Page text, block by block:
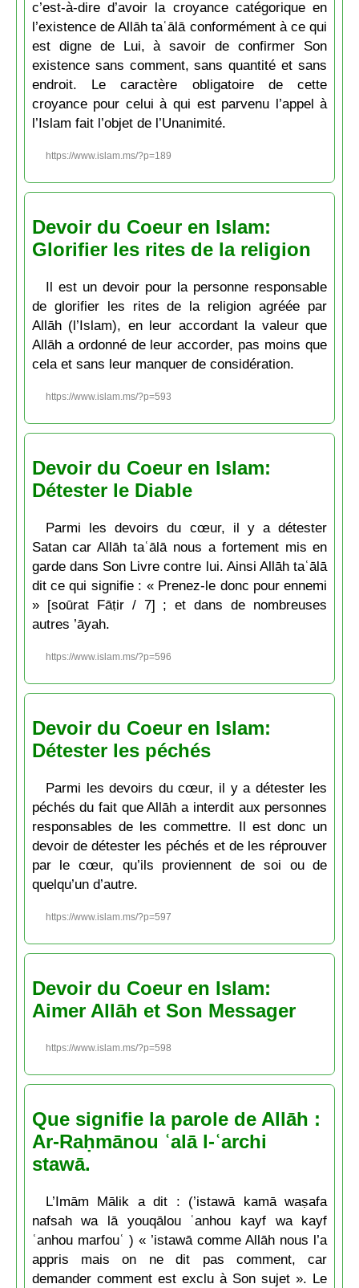
c’est-à-dire d’avoir la croyance catégorique en
l’existence de Allāh taʿālā conformément à ce qui
est digne de Lui, à savoir de confirmer Son
existence sans comment, sans quantité et sans
endroit. Le caractère obligatoire de cette
croyance pour celui à qui est parvenu l’appel à
l’Islam fait l’objet de l’Unanimité.
https://www.islam.ms/?p=189
Devoir du Coeur en Islam:
Glorifier les rites de la religion
Il est un devoir pour la personne responsable
de glorifier les rites de la religion agréée par
Allāh (l’Islam), en leur accordant la valeur que
Allāh a ordonné de leur accorder, pas moins que
cela et sans leur manquer de considération.
https://www.islam.ms/?p=593
Devoir du Coeur en Islam:
Détester le Diable
Parmi les devoirs du cœur, il y a détester
Satan car Allāh taʿālā nous a fortement mis en
garde dans Son Livre contre lui. Ainsi Allāh taʿālā
dit ce qui signifie : « Prenez-le donc pour ennemi
» [soūrat Fāṭir / 7] ; et dans de nombreuses
autres ’āyah.
https://www.islam.ms/?p=596
Devoir du Coeur en Islam:
Détester les péchés
Parmi les devoirs du cœur, il y a détester les
péchés du fait que Allāh a interdit aux personnes
responsables de les commettre. Il est donc un
devoir de détester les péchés et de les réprouver
par le cœur, qu’ils proviennent de soi ou de
quelqu’un d’autre.
https://www.islam.ms/?p=597
Devoir du Coeur en Islam:
Aimer Allāh et Son Messager
https://www.islam.ms/?p=598
Que signifie la parole de Allāh :
Ar-Raḥmānou ʿalā l-ʿarchi
stawā.
L’Imām Mālik a dit : (’istawā kamā waṣafa
nafsah wa lā youqālou ʿanhou kayf wa kayf
ʿanhou marfouʿ ) « ’istawā comme Allāh nous l’a
appris mais on ne dit pas comment, car
demander comment est exclu à Son sujet ». Le